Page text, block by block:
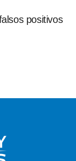
positivos